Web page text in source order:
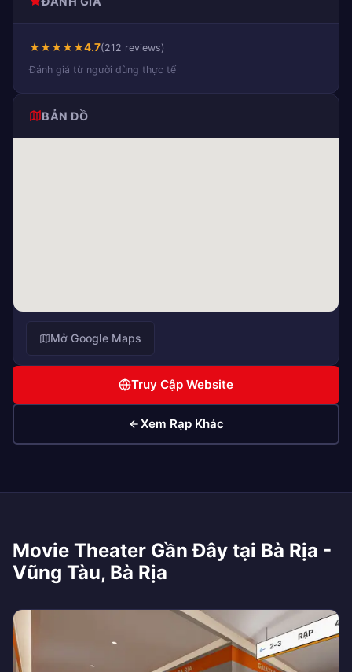
★★★★★4.7(212 reviews)
Đánh giá từ người dùng thực tế
BẢN ĐỒ
Mở Google Maps
Truy Cập Website
Xem Rạp Khác
Movie Theater Gần Đây tại Bà Rịa -
Vũng Tàu, Bà Rịa